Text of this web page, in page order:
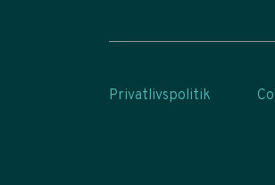
Privatlivspolitik